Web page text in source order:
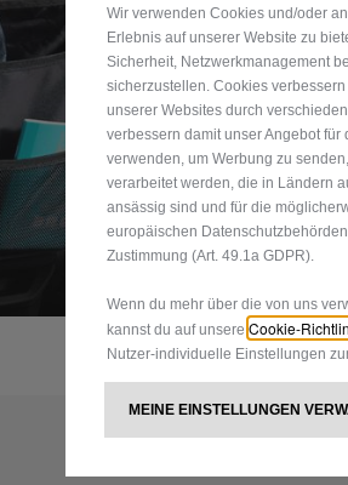
Wir verwenden Cookies und/oder
Erlebnis auf unserer Website zu
Sicherheit, Netzwerkmanagement
sicherzustellen. Cookies
unserer Websites durch
verbessern damit unser Angebot
verwenden, um Werbung zu
verarbeitet werden, die in Ländern
ansässig sind und für die
europäischen
Zustimmung (Art. 49.1a GDPR).
Wenn du mehr über die von uns
kannst du auf unsere Cookie-
Nutzer-individuelle Einstellungen
MEINE EINSTELLUNGEN